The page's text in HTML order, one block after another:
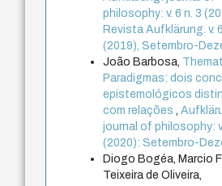
philosophy: v. 6 n. 3
Revista Aufklärung. v.
(2019), Setembro-
João Barbosa,
Paradigmas: dois
epistemológicos
com relações,
journal of philosophy:
(2020): Setembro-
Diogo Bogéa, Marcio
Teixeira de Oliveira,